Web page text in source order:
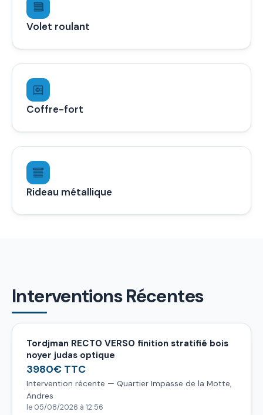
Volet roulant
Coffre-fort
Rideau métallique
Interventions Récentes
Tordjman RECTO VERSO finition stratifié bois
noyer judas optique
3980€ TTC
Intervention récente — Quartier Impasse de la Motte,
Andres
le 05/08/2026 à 12:56